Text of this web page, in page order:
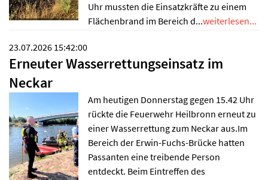
Uhr mussten die Einsatzkräfte zu einem
Flächenbrand im Bereich d...weiterlesen...
23.07.2026 15:42:00
Erneuter Wasserrettungseinsatz im
Neckar
Am heutigen Donnerstag gegen 15.42 Uhr
rückte die Feuerwehr Heilbronn erneut zu
einer Wasserrettung zum Neckar aus.Im
Bereich der Erwin-Fuchs-Brücke hatten
Passanten eine treibende Person
entdeckt. Beim Eintreffen des